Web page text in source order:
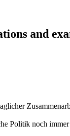
and
Politik noch